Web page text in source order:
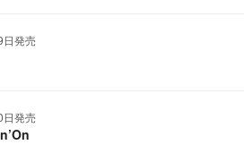
発売
発売